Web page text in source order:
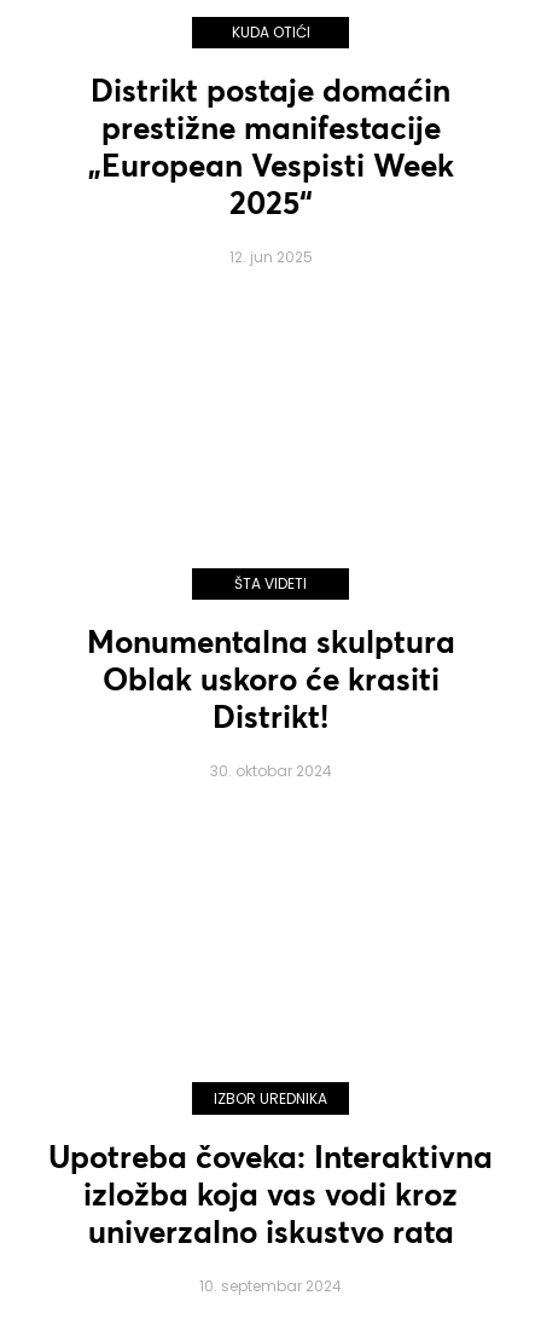
KUDA OTIĆI
Distrikt postaje domaćin
prestižne manifestacije
„European Vespisti Week
2025“
12. jun 2025
ŠTA VIDETI
Monumentalna skulptura
Oblak uskoro će krasiti
Distrikt!
30. oktobar 2024
IZBOR UREDNIKA
Upotreba čoveka: Interaktivna
izložba koja vas vodi kroz
univerzalno iskustvo rata
10. septembar 2024